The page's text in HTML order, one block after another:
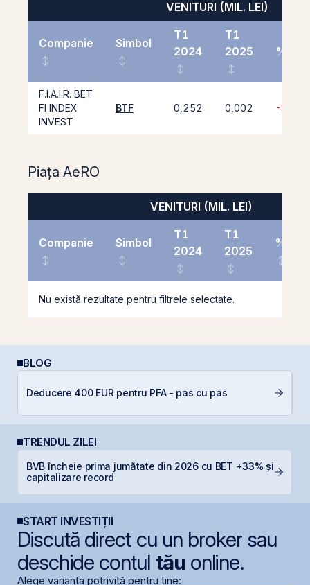
VENITURI (MIL. LEI)
Companie Simbol
T1
2024
T1
2025
%
F.I.A.I.R. BET
FI INDEX
INVEST
BTF 0,252 0,002 -
Piața AeRO
VENITURI (MIL. LEI)
Companie Simbol
T1
2024
T1
2025
%
Nu există rezultate pentru filtrele selectate.
BLOG
Deducere 400 EUR pentru PFA - pas cu pas
TRENDUL ZILEI
BVB încheie prima jumătate din 2026 cu BET +33% și
capitalizare record
START INVESTIȚII
Discută direct cu un broker sau
deschide contul tăuonline.
Alege varianta potrivită pentru tine: